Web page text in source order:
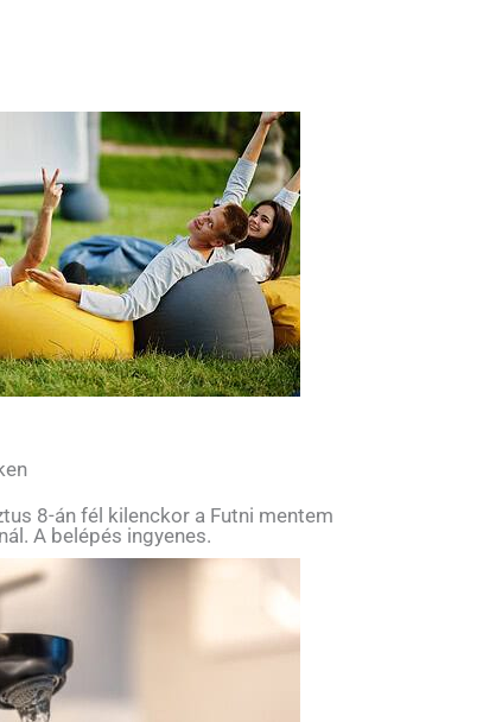
8-án fél kilenckor a Futni mentem
A belépés ingyenes.